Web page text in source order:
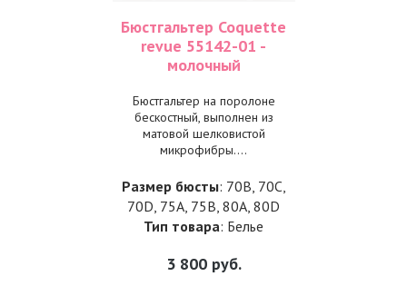
Бюстгальтер Coquette
revue 55142-01 -
молочный
Бюстгальтер на поролоне
бескостный, выполнен из
матовой шелковистой
микрофибры....
Размер бюсты: 70B, 70C,
70D, 75A, 75B, 80A, 80D
Тип товара: Белье
3 800руб.